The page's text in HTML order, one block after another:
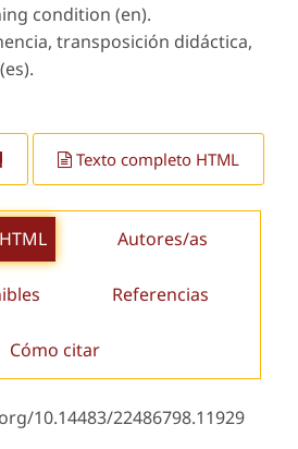
condition (en).
transposición didáctica,
Texto completo HTML
Autores/as
Referencias
Cómo citar
10.14483/22486798.11929